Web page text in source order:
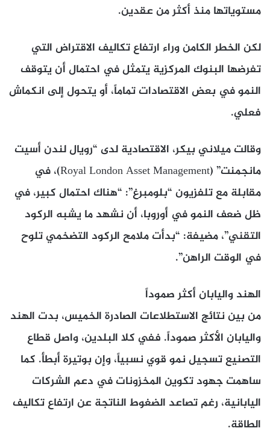
مستوياتها منذ أكثر من عقدين.
لكن الخطر الكامن وراء ارتفاع تكاليف الاقتراض التي
تفرضها البنوك المركزية يتمثل في احتمال أن يتوقف
النمو في بعض الاقتصادات تماماً، أو يتحول إلى انكماش
فعلي.
وقالت ميلاني بيكر، الاقتصادية لدى “رويال لندن أسيت
مانجمنت” (Royal London Asset Management)، في
مقابلة مع تلفزيون “بلومبرغ”: “هناك احتمال كبير، في
ظل ضعف النمو في أوروبا، أن نشهد ما يشبه الركود
التقني”، مضيفة: “بدأت ملامح الركود التضخمي تلوح
في الوقت الراهن”.
الهند واليابان أكثر صموداً
من بين نتائج الاستطلاعات الصادرة الخميس، بدت الهند
واليابان الأكثر صموداً. ففي كلا البلدين، واصل قطاع
التصنيع تسجيل نمو قوي نسبياً، وإن بوتيرة أبطأ. كما
ساهمت جهود تكوين المخزونات في دعم الشركات
اليابانية، رغم تصاعد الضغوط الناتجة عن ارتفاع تكاليف
الطاقة.